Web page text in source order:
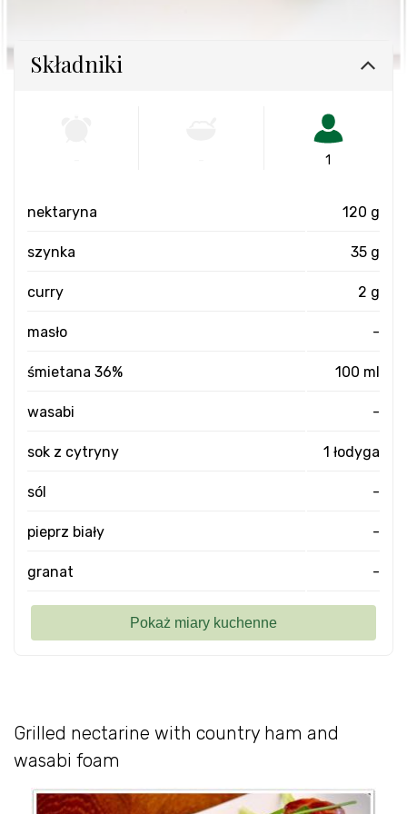
Grilled nectarine with country ham and
wasabi foam
Składniki
1
nektaryna 120 g
szynka 35 g
curry 2 g
masło -
śmietana 36% 100 ml
wasabi -
sok z cytryny 1 łodyga
sól -
pieprz biały -
granat -